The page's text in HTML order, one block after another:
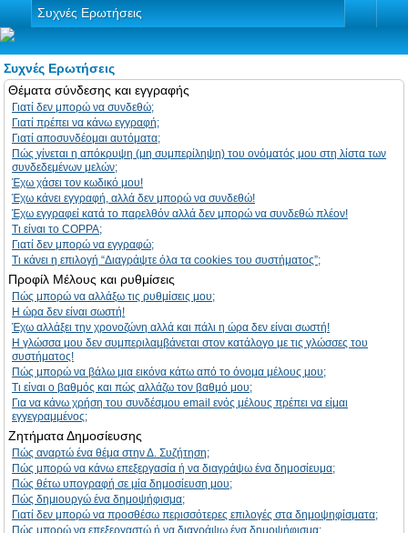
Συχνές Ερωτήσεις
Συχνές Ερωτήσεις
Θέματα σύνδεσης και εγγραφής
Γιατί δεν μπορώ να συνδεθώ;
Γιατί πρέπει να κάνω εγγραφή;
Γιατί αποσυνδέομαι αυτόματα;
Πώς γίνεται η απόκρυψη (μη συμπερίληψη) του ονόματός μου στη λίστα των
συνδεδεμένων μελών;
Έχω χάσει τον κωδικό μου!
Έχω κάνει εγγραφή, αλλά δεν μπορώ να συνδεθώ!
Έχω εγγραφεί κατά το παρελθόν αλλά δεν μπορώ να συνδεθώ πλέον!
Τι είναι το COPPA;
Γιατί δεν μπορώ να εγγραφώ;
Τι κάνει η επιλογή “Διαγράψτε όλα τα cookies του συστήματος”;
Προφίλ Μέλους και ρυθμίσεις
Πώς μπορώ να αλλάξω τις ρυθμίσεις μου;
Η ώρα δεν είναι σωστή!
Έχω αλλάξει την χρονοζώνη αλλά και πάλι η ώρα δεν είναι σωστή!
Η γλώσσα μου δεν συμπεριλαμβάνεται στον κατάλογο με τις γλώσσες του
συστήματος!
Πώς μπορώ να βάλω μια εικόνα κάτω από το όνομα μέλους μου;
Τι είναι ο βαθμός και πώς αλλάζω τον βαθμό μου;
Για να κάνω χρήση του συνδέσμου email ενός μέλους πρέπει να είμαι
εγγεγραμμένος;
Ζητήματα Δημοσίευσης
Πώς αναρτώ ένα θέμα στην Δ. Συζήτηση;
Πώς μπορώ να κάνω επεξεργασία ή να διαγράψω ένα δημοσίευμα;
Πώς θέτω υπογραφή σε μία δημοσίευση μου;
Πώς δημιουργώ ένα δημοψήφισμα;
Γιατί δεν μπορώ να προσθέσω περισσότερες επιλογές στα δημοψηφίσματα;
Πώς μπορώ να επεξεργαστώ ή να διαγράψω ένα δημοψήφισμα;